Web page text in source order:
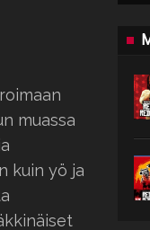
muassa
kuin yö ja